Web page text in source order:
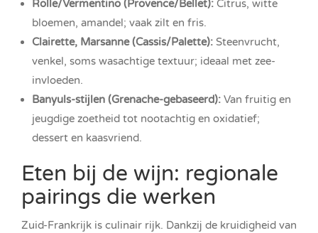
Rolle/Vermentino (Provence/Bellet): Citrus, witte
bloemen, amandel; vaak zilt en fris.
Clairette, Marsanne (Cassis/Palette): Steenvrucht,
venkel, soms wasachtige textuur; ideaal met zee-
invloeden.
Banyuls-stijlen (Grenache-gebaseerd): Van fruitig en
jeugdige zoetheid tot nootachtig en oxidatief;
dessert en kaasvriend.
Eten bij de wijn: regionale
pairings die werken
Zuid-Frankrijk is culinair rijk. Dankzij de kruidigheid van